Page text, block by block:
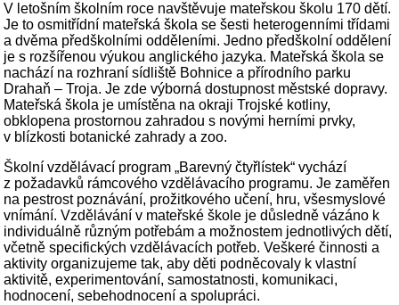
V letošním školním roce navštěvuje mateřskou školu 170 dětí.
Je to osmitřídní mateřská škola se šesti heterogenními třídami
a dvěma předškolními odděleními. Jedno předškolní oddělení
je s rozšířenou výukou anglického jazyka. Mateřská škola se
nachází na rozhraní sídliště Bohnice a přírodního parku
Drahaň – Troja. Je zde výborná dostupnost městské dopravy.
Mateřská škola je umístěna na okraji Trojské kotliny,
obklopena prostornou zahradou s novými herními prvky,
v blízkosti botanické zahrady a zoo.
Školní vzdělávací program „Barevný čtyřlístek“ vychází
z požadavků rámcového vzdělávacího programu. Je zaměřen
na pestrost poznávání, prožitkového učení, hru, všesmyslové
vnímání. Vzdělávání v mateřské škole je důsledně vázáno k
individuálně různým potřebám a možnostem jednotlivých dětí,
včetně specifických vzdělávacích potřeb. Veškeré činnosti a
aktivity organizujeme tak, aby děti podněcovaly k vlastní
aktivitě, experimentování, samostatnosti, komunikaci,
hodnocení, sebehodnocení a spolupráci.